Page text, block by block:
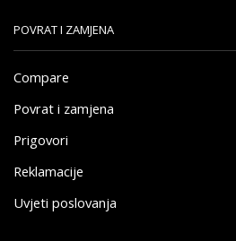
POVRAT I ZAMJENA
Compare
Povrat i zamjena
Prigovori
Reklamacije
Uvjeti poslovanja